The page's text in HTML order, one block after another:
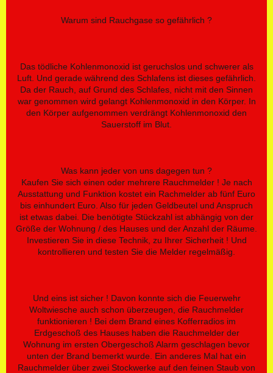
Warum sind Rauchgase so gefährlich ?
Das tödliche Kohlenmonoxid ist geruchslos und schwerer als
Luft. Und gerade während des Schlafens ist dieses gefährlich.
Da der Rauch, auf Grund des Schlafes, nicht mit den Sinnen
war genommen wird gelangt Kohlenmonoxid in den Körper. In
den Körper aufgenommen verdrängt Kohlenmonoxid den
Sauerstoff im Blut.
Was kann jeder von uns dagegen tun ?
Kaufen Sie sich einen oder mehrere Rauchmelder ! Je nach
Ausstattung und Funktion kostet ein Rachmelder ab fünf Euro
bis einhundert Euro. Also für jeden Geldbeutel und Anspruch
ist etwas dabei. Die benötigte Stückzahl ist abhängig von der
Größe der Wohnung / des Hauses und der Anzahl der Räume.
Investieren Sie in diese Technik, zu Ihrer Sicherheit ! Und
kontrollieren und testen Sie die Melder regelmäßig.
Und eins ist sicher ! Davon konnte sich die Feuerwehr
Woltwiesche auch schon überzeugen, die Rauchmelder
funktionieren ! Bei dem Brand eines Kofferradios im
Erdgeschoß des Hauses haben die Rauchmelder der
Wohnung im ersten Obergeschoß Alarm geschlagen bevor
unten der Brand bemerkt wurde. Ein anderes Mal hat ein
Rauchmelder über zwei Stockwerke auf den feinen Staub von